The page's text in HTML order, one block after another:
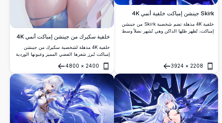
Skirk جينشن إمباكت خلفية أنمي 4K
خلفية 4K مذهلة تضم شخصية Skirk من جينشن
إمباكت، تُظهر ظلها الداكن وهي تُشهر نصلاً وسط
2208
×
3924
فتح
خلفية سكيرك من جينشن إمباكت أنمي 4K
خلفية 4K مذهلة لشخصية سكيرك من جينشن
إمباكت تُبرز شعرها الفضي المميز وعيونها الوردية
وشورتها الداكن واللمسات الزرقاء الأنيقة. فن
المعجبين عالي الدقة يُجسّد تصميم شخصيتها
الغامضة والقوية.
2400
×
4800
فتح